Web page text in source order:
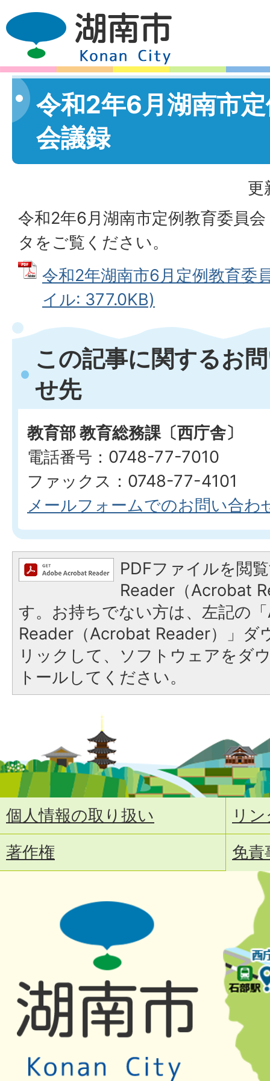
令和2年6月湖南市
会議録
更
令和2年6月湖南市定例教育委員
タをご覧ください。
令和2年湖南市6月定例教育委
イル: 377.0KB)
この記事に関するお
せ先
教育部 教育総務課〔西庁舎〕
電話番号：0748-77-7010
ファックス：0748-77-4101
メールフォームでのお問い合わ
PDFファイルを閲
Reader（Acrobat
す。お持ちでない方は、左記の
Reader（Acrobat Reader）」ダ
リックして、ソフトウェアをダ
トールしてください。
個人情報の取り扱い
リ
著作権
免責